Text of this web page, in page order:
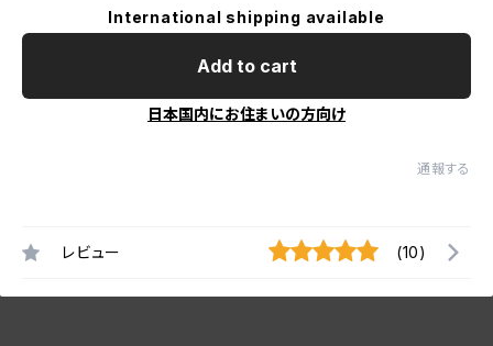
International shipping available
Add to cart
日本国内にお住まいの方向け
通報する
レビュー (10)